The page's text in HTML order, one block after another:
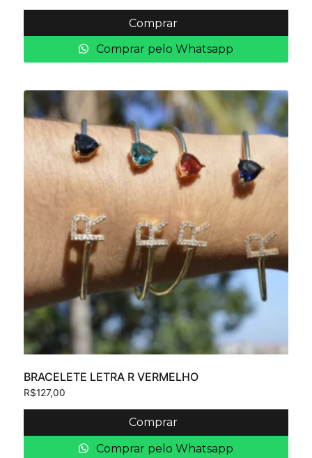
Comprar
Comprar pelo Whatsapp
BRACELETE LETRA R VERMELHO
R$127,00
Comprar
Comprar pelo Whatsapp